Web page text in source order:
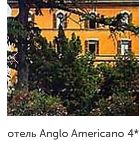
отель Anglo Americano 4*